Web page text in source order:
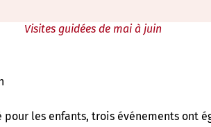
Visites guidées de mai à juin
les enfants, trois événements